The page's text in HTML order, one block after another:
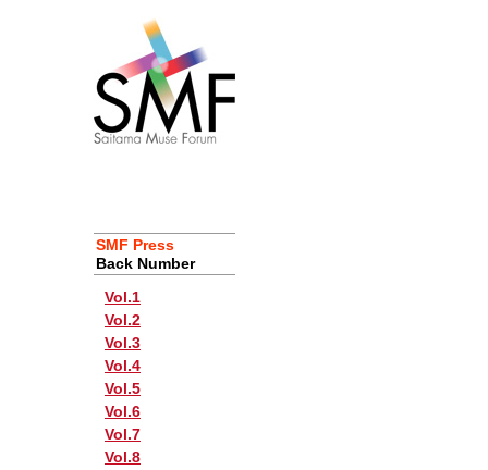
SMF Press
Back Number
Vol.1
Vol.2
Vol.3
Vol.4
Vol.5
Vol.6
Vol.7
Vol.8